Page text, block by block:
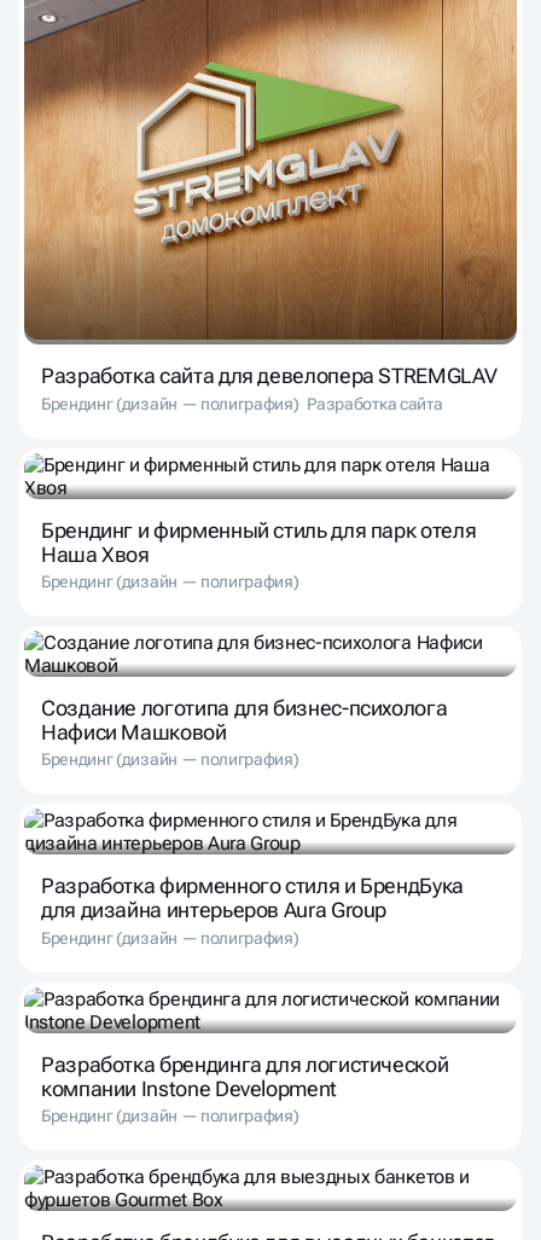
Разработка сайта для девелопера STREMGLAV
Брендинг (дизайн — полиграфия) Разработка сайта
Брендинг и фирменный стиль для парк отеля
Наша Хвоя
Брендинг (дизайн — полиграфия)
Создание логотипа для бизнес-психолога
Нафиси Машковой
Брендинг (дизайн — полиграфия)
Разработка фирменного стиля и БрендБука
для дизайна интерьеров Aura Group
Брендинг (дизайн — полиграфия)
Разработка брендинга для логистической
компании Instone Development
Брендинг (дизайн — полиграфия)